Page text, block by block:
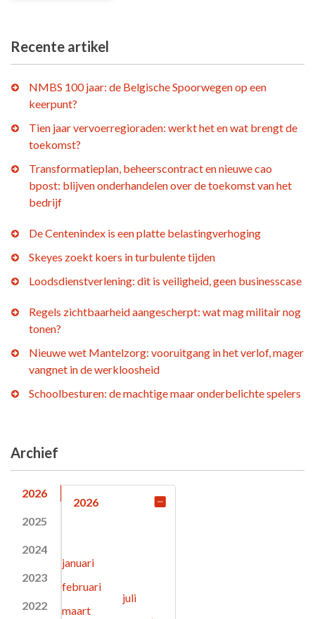
Recente artikel
NMBS 100 jaar: de Belgische Spoorwegen op een
keerpunt?
Tien jaar vervoerregioraden: werkt het en wat brengt de
toekomst?
Transformatieplan, beheerscontract en nieuwe cao
bpost: blijven onderhandelen over de toekomst van het
bedrijf
De Centenindex is een platte belastingverhoging
Skeyes zoekt koers in turbulente tijden
Loodsdienstverlening: dit is veiligheid, geen businesscase
Regels zichtbaarheid aangescherpt: wat mag militair nog
tonen?
Nieuwe wet Mantelzorg: vooruitgang in het verlof, mager
vangnet in de werkloosheid
Schoolbesturen: de machtige maar onderbelichte spelers
Archief
2026
2025
2024
2023
2022
2026
januari
februari
maart
juli